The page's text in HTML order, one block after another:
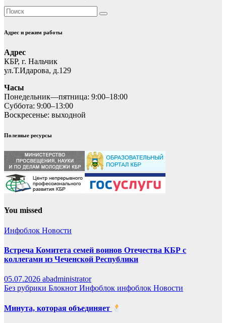
Адрес и режим работы
Адрес
КБР, г. Нальчик
ул.Т.Идарова, д.129
Часы
Понедельник—пятница: 9:00–18:00
Суббота: 9:00–13:00
Воскресенье: выходной
Полезные ресурсы
You missed
Инфоблок Новости
Встреча Комитета семей воинов Отечества КБР с
коллегами из Чеченской Республики
05.07.2026 abadministrator
Без рубрики Блокнот Инфоблок инфоблок Новости
Минута, которая объединяет